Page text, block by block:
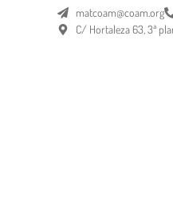
matcoam@coam.org
C/ Hortaleza 63, 3ª